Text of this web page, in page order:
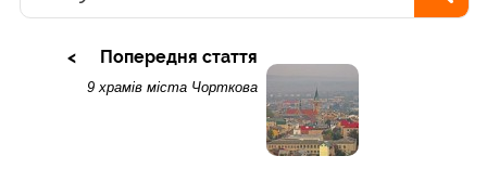
Попередня стаття
9 храмів міста Чорткова